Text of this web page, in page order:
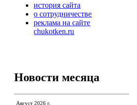
история сайта
о сотрудничестве
реклама на сайте
chukotken.ru
Новости месяца
Август 2026 г.